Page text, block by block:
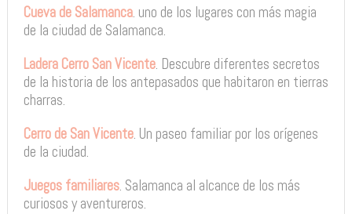
Cueva de Salamanca. uno de los lugares con más magia
de la ciudad de Salamanca.
Ladera Cerro San Vicente. Descubre diferentes secretos
de la historia de los antepasados que habitaron en tierras
charras.
Cerro de San Vicente. Un paseo familiar por los orígenes
de la ciudad.
Juegos familiares. Salamanca al alcance de los más
curiosos y aventureros.